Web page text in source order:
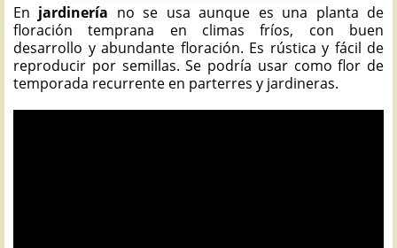
En jardinería no se usa aunque es una planta de
floración temprana en climas fríos, con buen
desarrollo y abundante floración. Es rústica y fácil de
reproducir por semillas. Se podría usar como flor de
temporada recurrente en parterres y jardineras.